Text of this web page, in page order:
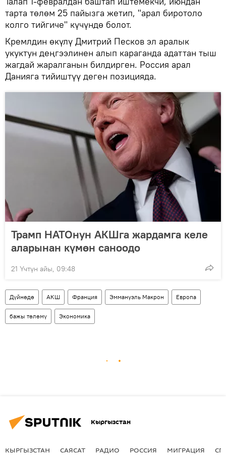
тарта төлөм 25 пайызга жетип, "арал биротоло
колго тийгиче" күчүндө болот.
Кремлдин өкүлү Дмитрий Песков эл аралык
укуктун деңгээлинен алып караганда адаттан тыш
жагдай жаралганын билдирген. Россия арал
Данияга тийиштүү деген позицияда.
Трамп НАТОнун АКШга жардамга келе
аларынан күмөн саноодо
21 Үчтүн айы, 09:48
Дүйнөдө АКШ Франция Эммануэль Макрон Европа
бажы төлөмү Экономика
Кыргызстан
КЫРГЫЗСТАН САЯСАТ РАДИО РОССИЯ МИГРАЦИЯ